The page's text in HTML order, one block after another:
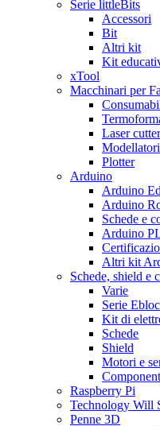
Serie littleBits
Accessori
Bit
Altri kit
Kit
xTool
Macchinari per
Laser cutter
Plotter
Arduino
Arduino
Arduino
Schede e
Arduino
Altri kit
Schede, shield e
Varie
Serie
Kit di
Schede
Shield
Motori e
Raspberry Pi
Technology Will
Penne 3D